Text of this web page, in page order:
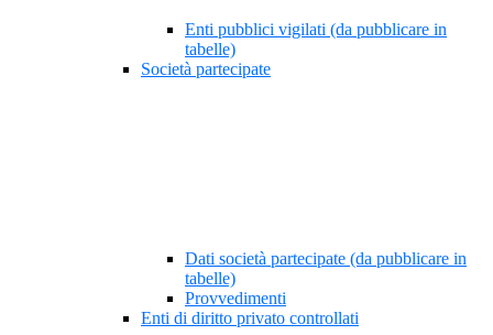
Enti pubblici vigilati (da pubblicare in
tabelle)
Società partecipate
Dati società partecipate (da pubblicare in
tabelle)
Provvedimenti
Enti di diritto privato controllati